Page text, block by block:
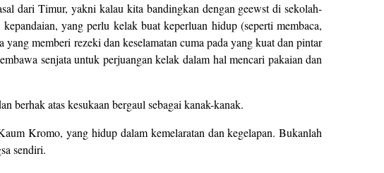
dari Timur, yakni kalau kita bandingkan dengan geewst di sekolah-
yang perlu kelak buat keperluan hidup (seperti membaca,
memberi rezeki dan keselamatan cuma pada yang kuat dan pintar
senjata untuk perjuangan kelak dalam hal mencari pakaian dan
berhak atas kesukaan bergaul sebagai kanak-kanak.
Kromo, yang hidup dalam kemelaratan dan kegelapan. Bukanlah
sendiri.